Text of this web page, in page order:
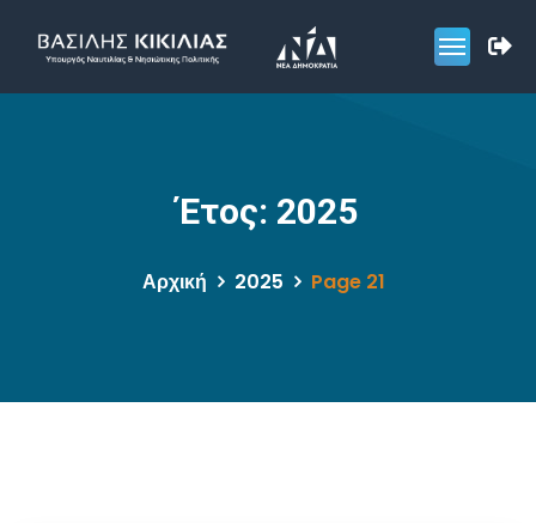
Έτος: 2025
Αρχική 2025 Page 21